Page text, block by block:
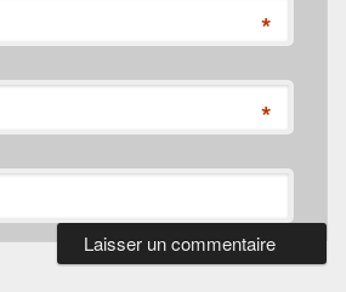
*
*